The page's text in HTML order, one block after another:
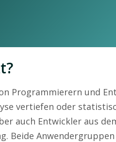
Programmierern und
vertiefen oder
auch Entwickler aus
Beide